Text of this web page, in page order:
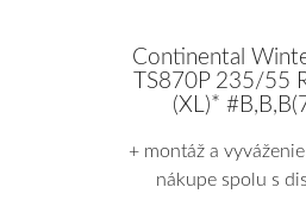
Continental
TS870P 235/55
(XL)*
+ montáž a
nákupe spolu s